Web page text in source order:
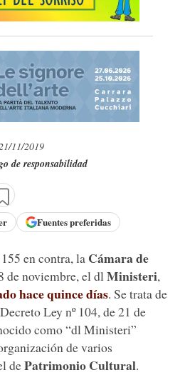
11/2019
de responsabilidad
Fuentes preferidas
en contra, la Cámara de
de noviembre, el dl Ministeri,
hace quince días. Se trata de
Ley nº 104, de 21 de
como “dl Ministeri”
de varios
dePatrimonio Cultural.